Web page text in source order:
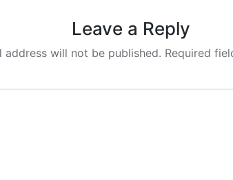
Leave a Reply
address will not be published. Required